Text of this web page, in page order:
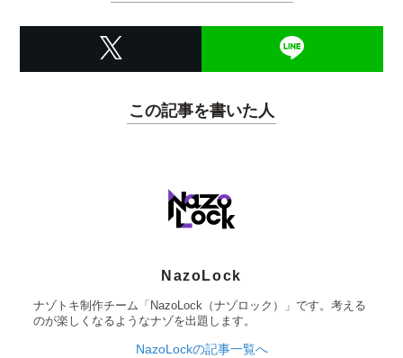
この記事を書いた人
NazoLock
ナゾトキ制作チーム「NazoLock（ナゾロック）」です。考える
のが楽しくなるようなナゾを出題します。
NazoLockの記事一覧へ